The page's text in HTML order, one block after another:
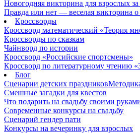
Новогодняя викторина для взрослых
Правда или нет — веселая викторина
Кроссворды
Кроссворд математический «Теория
Кроссворды по сказкам
Чайнворд по истории
Кроссворд «Российские спортсмены»
Кроссворд по литературному чтению
Блог
Сценарии детских праздников
Смешные загадки для квестов
Что подарить на свадьбу своими
Современные конкурсы на свадьбу
Сценарий гендер пати
Конкурсы на вечеринку для взрослых